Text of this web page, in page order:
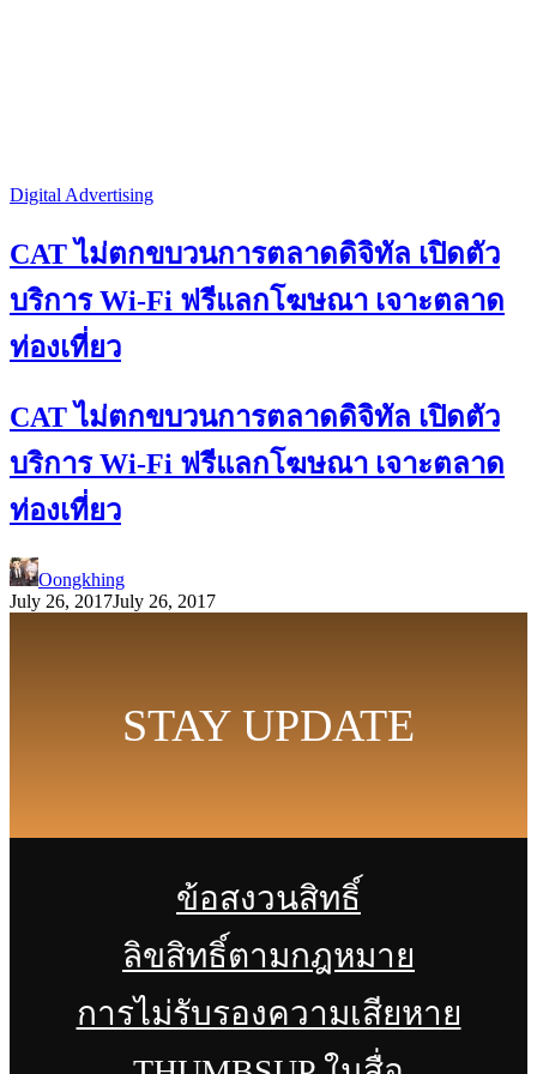
Digital Advertising
CAT ไม่ตกขบวนการตลาดดิจิทัล เปิดตัว
บริการ Wi-Fi ฟรีแลกโฆษณา เจาะตลาด
ท่องเที่ยว
CAT ไม่ตกขบวนการตลาดดิจิทัล เปิดตัว
บริการ Wi-Fi ฟรีแลกโฆษณา เจาะตลาด
ท่องเที่ยว
Oongkhing
July 26, 2017July 26, 2017
STAY UPDATE
ข้อสงวนสิทธิ์
ลิขสิทธิ์ตามกฎหมาย
การไม่รับรองความเสียหาย